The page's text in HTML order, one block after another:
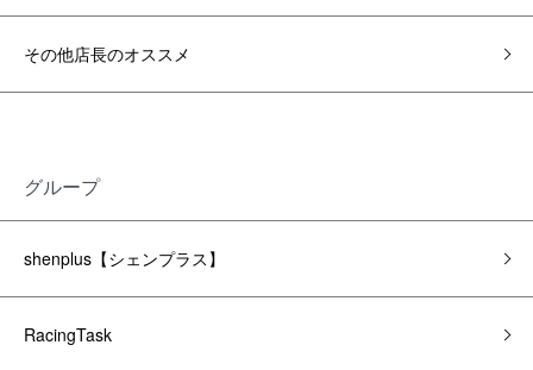
その他店長のオススメ
グループ
shenplus【シェンプラス】
RacingTask